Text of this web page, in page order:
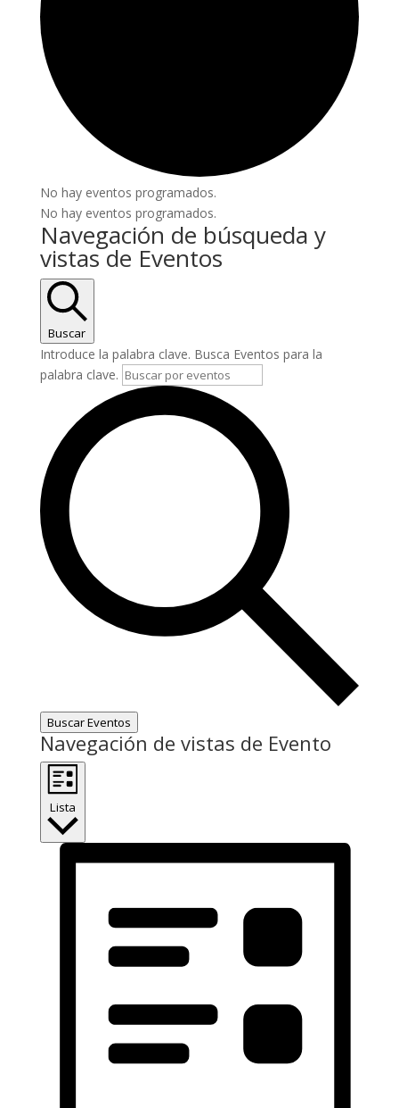
No hay eventos programados.
No hay eventos programados.
Navegación de búsqueda y
vistas de Eventos
Buscar
Introduce la palabra clave. Busca Eventos para la
palabra clave.
Buscar Eventos
Navegación de vistas de Evento
Lista